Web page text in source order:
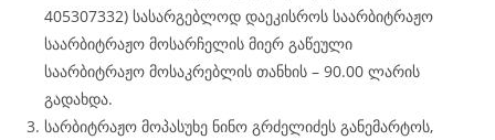
405307332) სასარგებლოდ დაეკისროს საარბიტრაჟო
საარბიტრაჟო მოსარჩელის მიერ გაწეული
საარბიტრაჟო მოსაკრებლის თანხის – 90.00 ლარის
გადახდა.
სარბიტრაჟო მოპასუხე ნინო გრძელიძეს განემარტოს,